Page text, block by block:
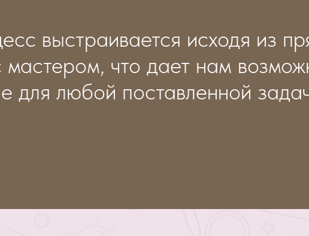
выстраивается исходя из
что дает нам
для любой поставленной